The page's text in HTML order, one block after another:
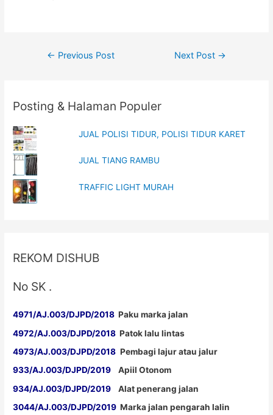
)
Post
← Previous Post Next Post →
Posting & Halaman Populer
JUAL POLISI TIDUR, POLISI TIDUR KARET
JUAL TIANG RAMBU
TRAFFIC LIGHT MURAH
REKOM DISHUB
No SK .
4971/AJ.003/DJPD/2018 Paku marka jalan
4972/AJ.003/DJPD/2018 Patok lalu lintas
4973/AJ.003/DJPD/2018 Pembagi lajur atau jalur
933/AJ.003/DJPD/2019 Apiil Otonom
934/AJ.003/DJPD/2019 Alat penerang jalan
3044/AJ.003/DJPD/2019 Marka jalan pengarah lalin